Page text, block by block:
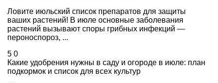
Ловите июльский список препаратов для защиты
ваших растений! В июле основные заболевания
растений вызывают споры грибных инфекций —
пероноспороз, ...
5 0
Какие удобрения нужны в саду и огороде в июле: план
подкормок и список для всех культур